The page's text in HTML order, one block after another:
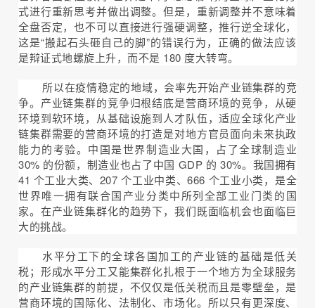
式进行重新思考并做出调整。但是，重新调整并不意味着
全盘否定，也不可以直接进行强硬调整，推行逆全球化，
这是“搬起石头砸自己的脚”的错误行为，正确的做法应该
是辩证式地螺旋上升，而不是 180 度大转弯。
所以在疫情稳定的地域，会率先开始产业链集群的竞
争。产业链集群的竞争归根结底是营商环境的竞争，从硬
环境到软环境，从基础设施到人才队伍，适应全球化产业
链集群需要的营商环境的打造是对地方官员面向未来执政
能力的考验。中国是世界制造业大国，占了全球制造业
30% 的份额，制造业也占了中国 GDP 的 30%。我国拥有
41 个工业大类、207 个工业中类、666 个工业小类，是全
世界唯一拥有联合国产业分类中所列全部工业门类的国
家。在产业链集群化的趋势下，我们既面临机会也面临巨
大的挑战。
水平分工下的全球各国加工的产业链的基础是低关
税；形成水平分工又能集群化扎根于一个地方为全球服务
的产业链集群的前提，不仅仅是低关税而且是零壁垒，是
营商环境的国际化、法制化、市场化。所以只有更深度、